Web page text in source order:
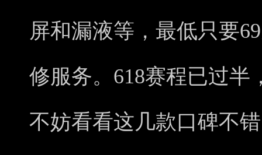
屏和漏液等，最低只要
修服务。618赛程已过半
不妨看看这几款口碑不